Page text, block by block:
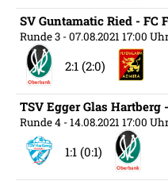
SV Guntamatic Ried - FC
Runde 3 - 07.08.2021 17:00
2:1 (2:0)
TSV Egger Glas Hartberg
Runde 4 - 14.08.2021 17:00
1:1 (0:1)